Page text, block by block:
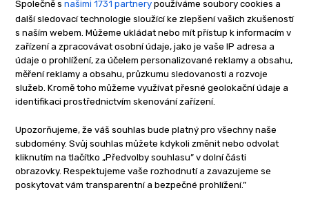
Společně s našimi 1731 partnery používáme soubory cookies a
další sledovací technologie sloužící ke zlepšení vašich zkušeností
s naším webem. Můžeme ukládat nebo mít přístup k informacím v
zařízení a zpracovávat osobní údaje, jako je vaše IP adresa a
údaje o prohlížení, za účelem personalizované reklamy a obsahu,
měření reklamy a obsahu, průzkumu sledovanosti a rozvoje
služeb. Kromě toho můžeme využívat přesné geolokační údaje a
identifikaci prostřednictvím skenování zařízení.
Upozorňujeme, že váš souhlas bude platný pro všechny naše
subdomény. Svůj souhlas můžete kdykoli změnit nebo odvolat
kliknutím na tlačítko „Předvolby souhlasu” v dolní části
obrazovky. Respektujeme vaše rozhodnutí a zavazujeme se
poskytovat vám transparentní a bezpečné prohlížení.”
-Reklama-